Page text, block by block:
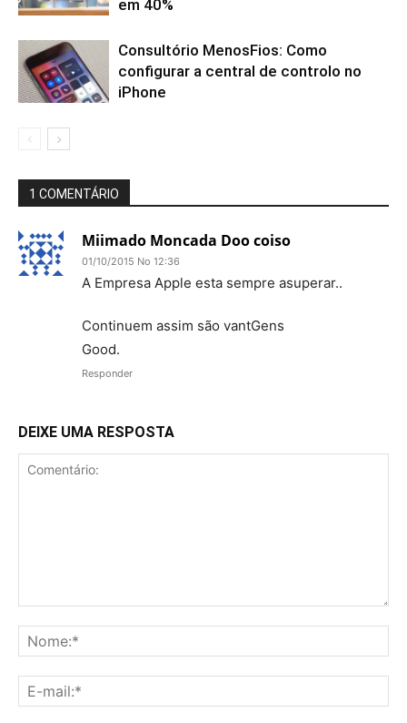
em 40%
Consultório MenosFios: Como
configurar a central de controlo no
iPhone
1 COMENTÁRIO
Miimado Moncada Doo coiso
01/10/2015 No 12:36
A Empresa Apple esta sempre asuperar..
Continuem assim são vantGens
Good.
Responder
DEIXE UMA RESPOSTA